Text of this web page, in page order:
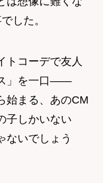
した。
トコーデで友人
」を一口——
始まる、あのCM
子しかいない
ないでしょう